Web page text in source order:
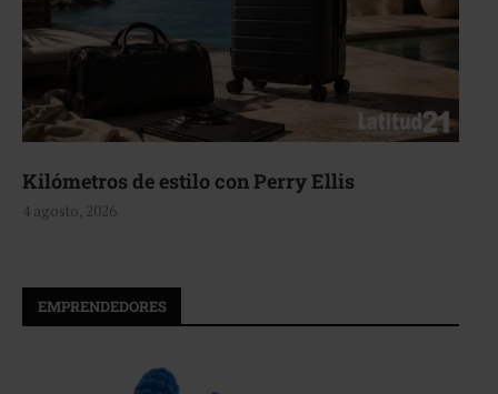
Aerie, texturas que fluyen
4 agosto, 2026
EMPRENDEDORES